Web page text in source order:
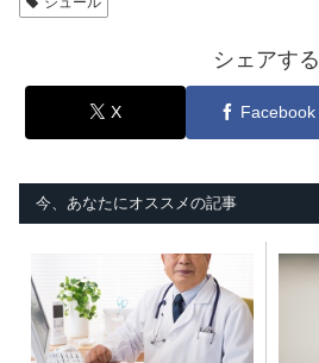
シェアする
X Facebook
今、あなたにオススメの記事